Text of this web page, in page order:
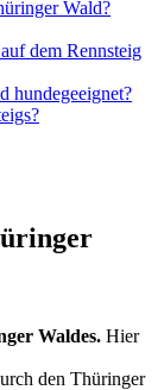
Wald?
dem Rennsteig
hundegeeignet?
Waldes. Hier
den Thüringer